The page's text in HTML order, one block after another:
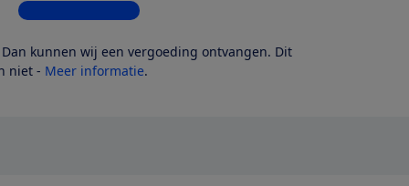
Bekijk alle 7 winkels
kunnen wij een vergoeding ontvangen. Dit
niet - Meer informatie.